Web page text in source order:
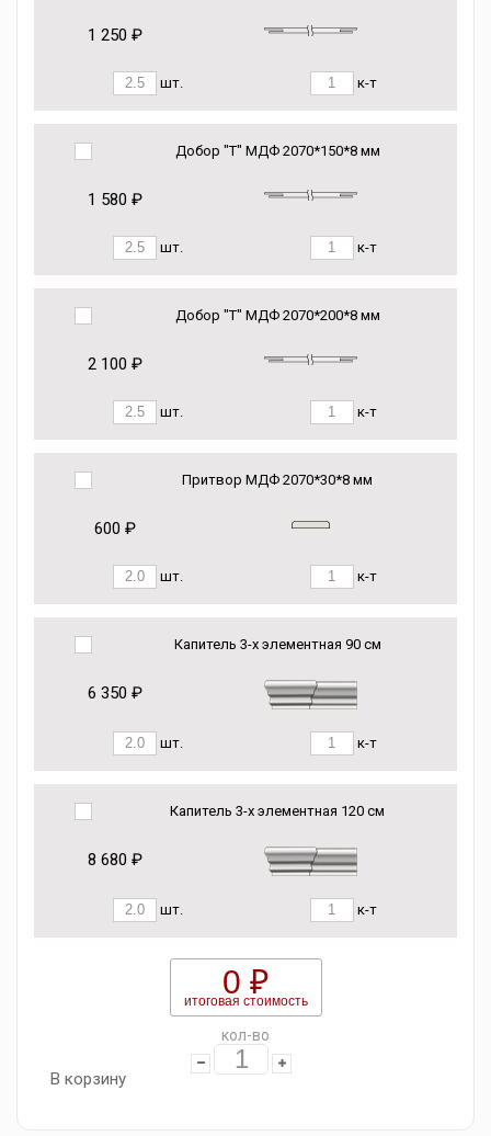
1 250 ₽
шт. к-т
Добор "Т" МДФ 2070*150*8 мм
1 580 ₽
шт. к-т
Добор "Т" МДФ 2070*200*8 мм
2 100 ₽
шт. к-т
Притвор МДФ 2070*30*8 мм
600 ₽
шт. к-т
Капитель 3-х элементная 90 см
6 350 ₽
шт. к-т
Капитель 3-х элементная 120 см
8 680 ₽
шт. к-т
0 ₽
итоговая стоимость
кол-во
В корзину